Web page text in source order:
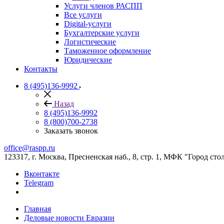
Услуги членов РАСПП
Все услуги
Digital-услуги
Бухгалтерские услуги
Логистические
Таможенное оформление
Юридические
Контакты
8 (495)136-9992
Назад
8 (495)136-9992
8 (800)700-2738
Заказать звонок
office@raspp.ru
123317, г. Москва, Пресненская наб., 8, стр. 1, МФК "Город
Вконтакте
Telegram
Главная
Деловые новости Евразии